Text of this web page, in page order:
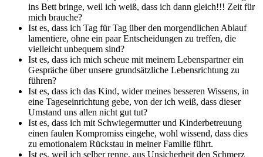
ins Bett bringe, weil ich weiß, dass ich dann gleich!!! Zeit für
mich brauche?
Ist es, dass ich Tag für Tag über den morgendlichen Ablauf
lamentiere, ohne ein paar Entscheidungen zu treffen, die
vielleicht unbequem sind?
Ist es, dass ich mich scheue mit meinem Lebenspartner ein
Gespräche über unsere grundsätzliche Lebensrichtung zu
führen?
Ist es, dass ich das Kind, wider meines besseren Wissens, in
eine Tageseinrichtung gebe, von der ich weiß, dass dieser
Umstand uns allen nicht gut tut?
Ist es, dass ich mit Schwiegermutter und Kinderbetreuung
einen faulen Kompromiss eingehe, wohl wissend, dass dies
zu emotionalem Rückstau in meiner Familie führt.
Ist es, weil ich selber renne, aus Unsicherheit den Schmerz